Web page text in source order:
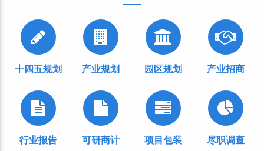
十四五规划 产业规划 园区规划 产业招商
行业报告 可研商计 项目包装 尽职调查